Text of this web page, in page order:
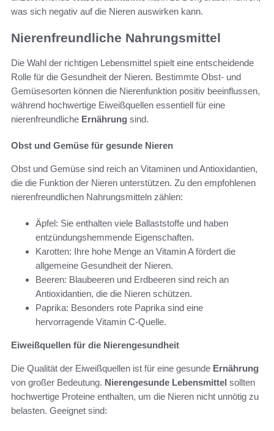
was sich negativ auf die Nieren auswirken kann.
Nierenfreundliche Nahrungsmittel
Die Wahl der richtigen Lebensmittel spielt eine entscheidende
Rolle für die Gesundheit der Nieren. Bestimmte Obst- und
Gemüsesorten können die Nierenfunktion positiv beeinflussen,
während hochwertige Eiweißquellen essentiell für eine
nierenfreundliche Ernährung sind.
Obst und Gemüse für gesunde Nieren
Obst und Gemüse sind reich an Vitaminen und Antioxidantien,
die die Funktion der Nieren unterstützen. Zu den empfohlenen
nierenfreundlichen Nahrungsmitteln zählen:
Äpfel: Sie enthalten viele Ballaststoffe und haben
entzündungshemmende Eigenschaften.
Karotten: Ihre hohe Menge an Vitamin A fördert die
allgemeine Gesundheit der Nieren.
Beeren: Blaubeeren und Erdbeeren sind reich an
Antioxidantien, die die Nieren schützen.
Paprika: Besonders rote Paprika sind eine
hervorragende Vitamin C-Quelle.
Eiweißquellen für die Nierengesundheit
Die Qualität der Eiweißquellen ist für eine gesunde Ernährung
von großer Bedeutung. Nierengesunde Lebensmittel sollten
hochwertige Proteine enthalten, um die Nieren nicht unnötig zu
belasten. Geeignet sind: